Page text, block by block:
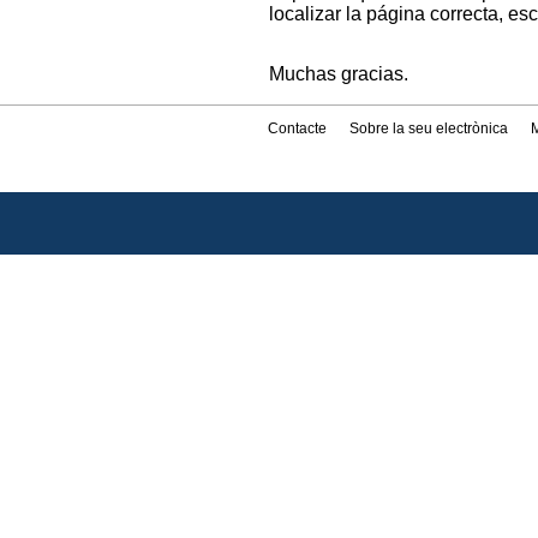
localizar la página correcta,
Muchas gracias.
Contacte Sobre la seu electrònica